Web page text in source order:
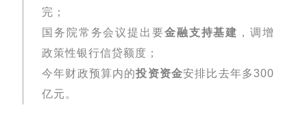
完；
国务院常务会议提出要金融支持基建 ，调增
政策性银行信贷额度；
今年财政预算内的投资资金安排比去年多300
亿元。